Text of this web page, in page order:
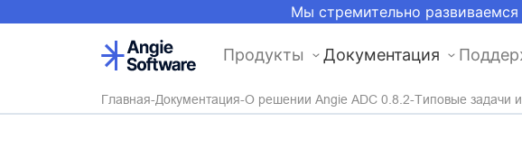
Мы стремительно
Продукты Документация
Главная Документация О решении Angie ADC 0.8.2 Типовые задачи